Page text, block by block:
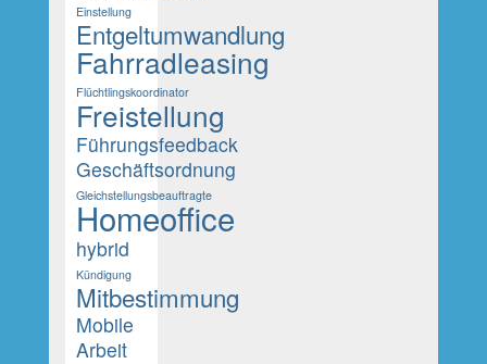
Einstellung
Entgeltumwandlung
Fahrradleasing
Flüchtlingskoordinator
Freistellung
Führungsfeedback
Geschäftsordnung
Gleichstellungsbeauftragte
Homeoffice
hybrid
Kündigung
Mitbestimmung
Mobile
Arbeit